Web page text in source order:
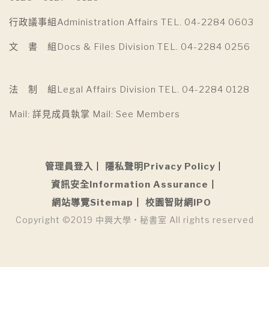
行政議事組Administration Affairs TEL. 04-2284 0603
文 書 組Docs & Files Division TEL. 04-2284 0256
法 制 組Legal Affairs Division TEL. 04-2284 0128
Mail: 詳見成員執掌 Mail: See Members
管理員登入
隱私聲明Privacy Policy
資訊安全Information Assurance
網站導覽Sitemap
校園智財網IPO
Copyright ©2019 中興大學 • 秘書室 All rights reserved